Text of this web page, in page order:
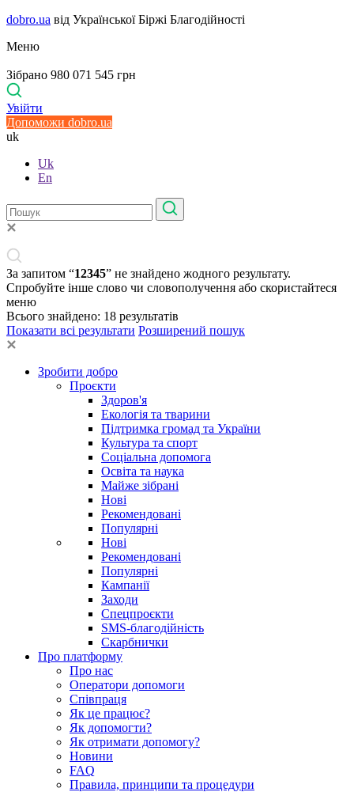
dobro.ua від Української Біржі Благодійності
Меню
Зібрано 980 071 545 грн
Увійти
Допоможи dobro.ua
uk
Uk
En
За запитом “12345” не знайдено жодного результату.
Спробуйте інше слово чи словополучення або скористайтеся
меню
Всього знайдено: 18 результатів
Показати всі результати Розширений пошук
Зробити добро
Проєкти
Здоров'я
Екологія та тварини
Підтримка громад та України
Культура та спорт
Соціальна допомога
Освіта та наука
Майже зібрані
Нові
Рекомендовані
Популярні
Нові
Рекомендовані
Популярні
Кампанії
Заходи
Спецпроєкти
SMS-благодійність
Скарбнички
Про платформу
Про нас
Оператори допомоги
Співпраця
Як це працює?
Як допомогти?
Як отримати допомогу?
Новини
FAQ
Правила, принципи та процедури